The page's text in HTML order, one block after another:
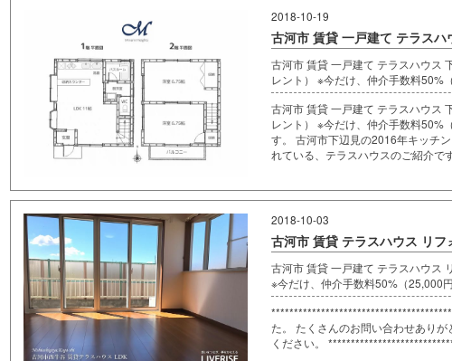
2018-10-19
古河市 賃貸 一戸建て テラス
古河市 賃貸 一戸建て テラスハウス
レント） ※今だけ、仲介手数料50%
古河市 賃貸 一戸建て テラスハウス
レント） ※今だけ、仲介手数料50%
す。 古河市下辺見の2016年キッチ
れている、テラスハウスのご紹介で
2018-10-03
古河市 賃貸 テラスハウス リフ
古河市 賃貸 一戸建て テラスハウス
※今だけ、仲介手数料50%（25,000
た。 たくさんのお問い合わせあり
ください。